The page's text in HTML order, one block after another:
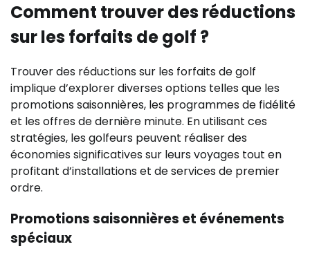
Comment trouver des réductions
sur les forfaits de golf ?
Trouver des réductions sur les forfaits de golf
implique d’explorer diverses options telles que les
promotions saisonnières, les programmes de fidélité
et les offres de dernière minute. En utilisant ces
stratégies, les golfeurs peuvent réaliser des
économies significatives sur leurs voyages tout en
profitant d’installations et de services de premier
ordre.
Promotions saisonnières et événements
spéciaux